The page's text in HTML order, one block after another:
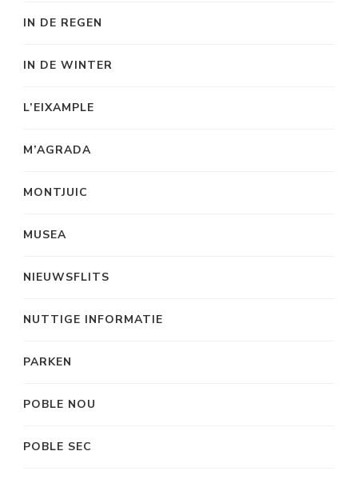
IN DE REGEN
IN DE WINTER
L’EIXAMPLE
M’AGRADA
MONTJUIC
MUSEA
NIEUWSFLITS
NUTTIGE INFORMATIE
PARKEN
POBLE NOU
POBLE SEC